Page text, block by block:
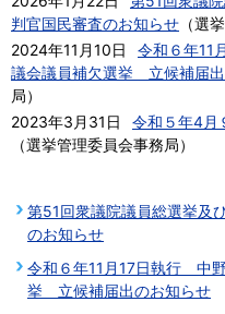
判官国民審査のお知らせ （選
2024年11月10日
令和６年11
議会議員補欠選挙 立候補届
局）
2023年3月31日
令和５年4月
（選挙管理委員会事務局）
第51回衆議院議員総選挙及
のお知らせ
令和６年11月17日執行 中
挙 立候補届出のお知らせ